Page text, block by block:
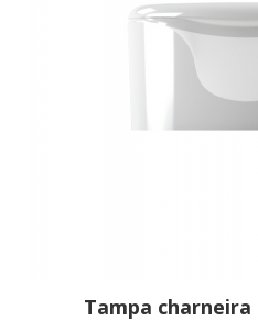
Tampa charneira